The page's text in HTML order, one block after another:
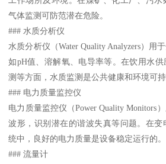
气体监测可防范潜在危险。
### 水质分析仪
水质分析仪（Water Quality Analyzers）用
如pH值、溶解氧、电导率等。在饮用水
测等方面，水质监测是公共健康和环境可持
### 电力质量监控仪
电力质量监控仪（Power Quality Monitors
波形，识别潜在的谐波失真等问题。在
统中，良好的电力质量是设备稳定运行的。
### 流量计